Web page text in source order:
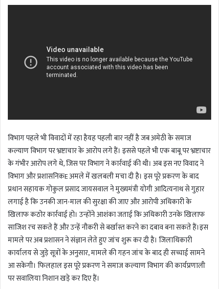
विभाग पहले भी विवादों में रहा हैयह पहली बार नहीं है जब अमेठी के समाज
कल्याण विभाग पर भ्रष्टाचार के आरोप लगे हैं। इससे पहले भी एक बाबू पर भ्रष्टाचार
के गंभीर आरोप लगे थे, जिस पर विभाग ने कार्रवाई की थी। अब इस नए विवाद ने
विभाग और प्रशासनिकE अमले में खलबली मचा दी है। इस पूरे प्रकरण के बाद
प्रधान सहायक गोकुल प्रसाद जायसवाल ने मुख्यमंत्री योगी आदित्यनाथ से गुहार
लगाई है कि उनकी जान-माल की सुरक्षा की जाए और आरोपी अधिकारी के
खिलाफ कठोर कार्रवाई हो। उन्होंने आशंका जताई कि अधिकारी उनके खिलाफ
साजिश रच सकते हैं और उन्हें नौकरी से बर्खास्त करने का दबाव बना सकते हैं।इस
मामले पर अब प्रशासन ने संज्ञान लेते हुए जांच शुरू कर दी है। जिलाधिकारी
कार्यालय से जुड़े सूत्रों के अनुसार, मामले की गहन जांच के बाद ही सच्चाई सामने
आ सकेगी। फिलहाल इस पूरे प्रकरण ने समाज कल्याण विभाग की कार्यप्रणाली
पर सवालिया निशान खड़े कर दिए हैं।